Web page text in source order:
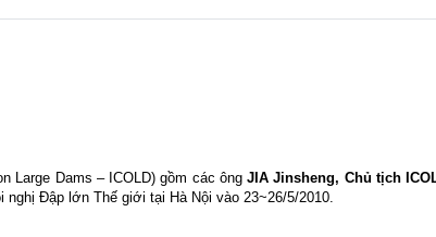
Large Dams – ICOLD) gồm các ôngJIA Jinsheng, Chủ tịch
Đập lớn Thế giới tại Hà Nội vào 23~26/5/2010.